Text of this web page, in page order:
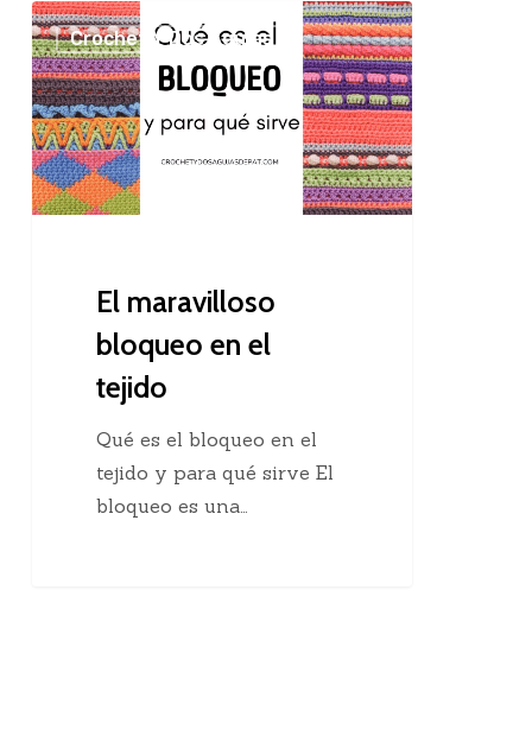
El
maravilloso
bloqueo
en
el
tejido
Crochet Y Dos Agujas
El maravilloso
bloqueo en el
tejido
Qué es el bloqueo en el
tejido y para qué sirve El
bloqueo es una…